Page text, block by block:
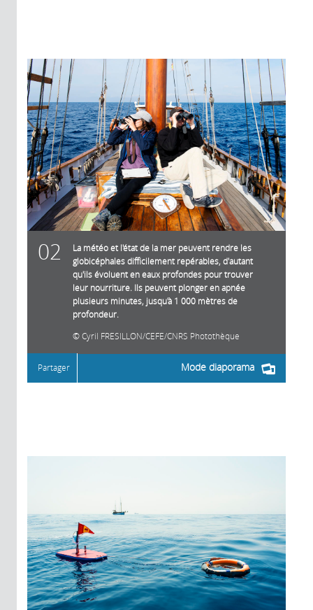
02
La météo et l'état de la mer peuvent rendre les
globicéphales difficilement repérables, d'autant
qu'ils évoluent en eaux profondes pour trouver
leur nourriture. Ils peuvent plonger en apnée
plusieurs minutes, jusqu'à 1 000 mètres de
profondeur.
Cyril FRESILLON/CEFE/CNRS Photothèque
Mode diaporama
Partager